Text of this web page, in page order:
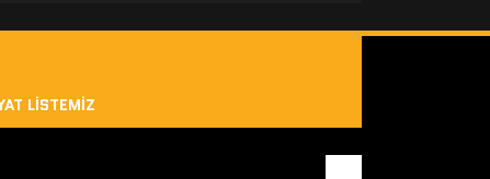
LISTEMIZ